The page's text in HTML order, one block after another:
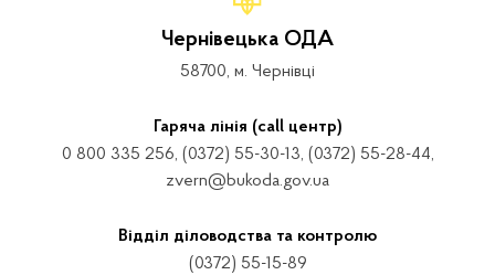
Чернівецька ОДА
58700, м. Чернівці
Гаряча лінія (call центр)
0 800 335 256, (0372) 55-30-13, (0372) 55-28-44,
zvern@bukoda.gov.ua
Відділ діловодства та контролю
(0372) 55-15-89